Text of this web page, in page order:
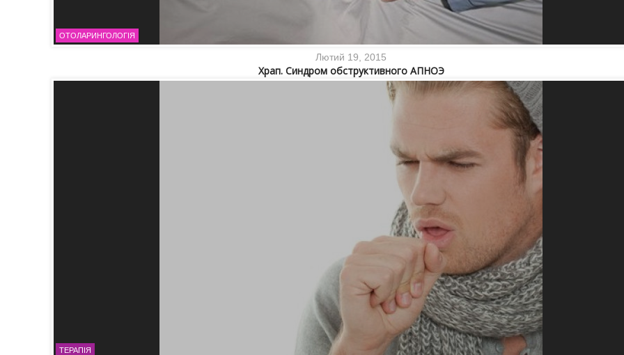
ОТОЛАРИНГОЛОГІЯ
Лютий 19, 2015
Храп. Синдром обструктивного АПНОЭ
ТЕРАПІЯ